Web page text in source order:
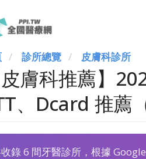
診所總覽 皮膚科診所
皮膚科推薦】
、Dcard 推薦
錄 6 間牙醫診所，根據